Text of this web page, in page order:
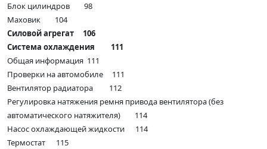
Блок цилиндров 98
Маховик 104
Силовой агрегат 106
Система охлаждения 111
Общая информация 111
Проверки на автомобиле 111
Вентилятор радиатора 112
Регулировка натяжения ремня привода вентилятора (без
автоматического натяжителя) 114
Насос охлаждающей жидкости 114
Термостат 115